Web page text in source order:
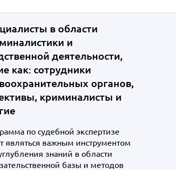
в области
и
деятельности,
как: сотрудники
органов,
криминалисты и
по судебной экспертизе
являться важным инструментом
знаний в области
базы и методов